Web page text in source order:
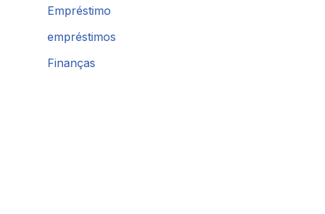
Empréstimo
empréstimos
Finanças